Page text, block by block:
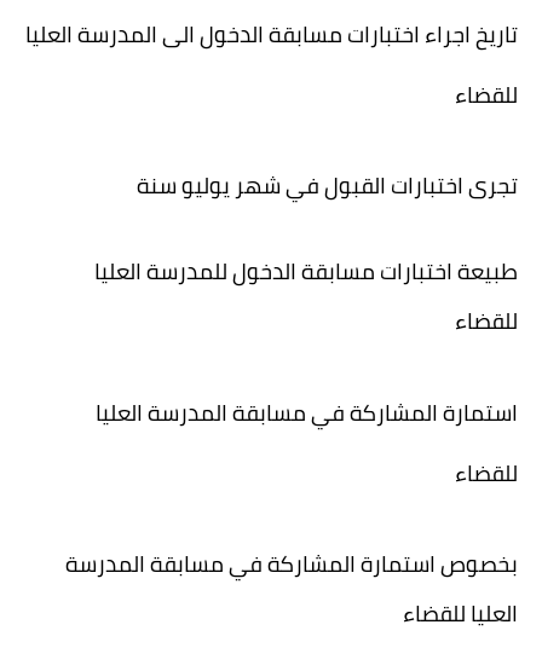
تاريخ اجراء اختبارات مسابقة الدخول الى المدرسة العليا
للقضاء
تجرى اختبارات القبول في شهر يوليو سنة
طبيعة اختبارات مسابقة الدخول للمدرسة العليا
للقضاء
استمارة المشاركة في مسابقة المدرسة العليا
للقضاء
بخصوص استمارة المشاركة في مسابقة المدرسة
العليا للقضاء